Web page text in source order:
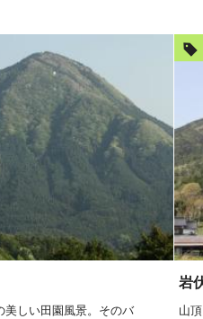
美しい田園風景。そのバ
岩
山